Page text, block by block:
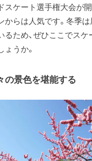
スケート選手権大会が
からは人気です。冬季
るため、ぜひここでス
うか。
の景色を堪能する